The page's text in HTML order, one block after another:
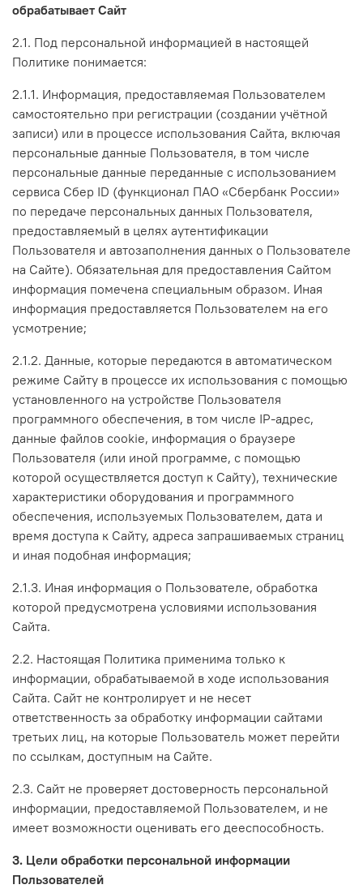
обрабатывает Сайт
2.1. Под персональной информацией в настоящей
Политике понимается:
2.1.1. Информация, предоставляемая Пользователем
самостоятельно при регистрации (создании учётной
записи) или в процессе использования Сайта, включая
персональные данные Пользователя, в том числе
персональные данные переданные с использованием
сервиса Сбер ID (функционал ПАО «Сбербанк России»
по передаче персональных данных Пользователя,
предоставляемый в целях аутентификации
Пользователя и автозаполнения данных о Пользователе
на Сайте). Обязательная для предоставления Сайтом
информация помечена специальным образом. Иная
информация предоставляется Пользователем на его
усмотрение;
2.1.2. Данные, которые передаются в автоматическом
режиме Сайту в процессе их использования с помощью
установленного на устройстве Пользователя
программного обеспечения, в том числе IP-адрес,
данные файлов cookie, информация о браузере
Пользователя (или иной программе, с помощью
которой осуществляется доступ к Сайту), технические
характеристики оборудования и программного
обеспечения, используемых Пользователем, дата и
время доступа к Сайту, адреса запрашиваемых страниц
и иная подобная информация;
2.1.3. Иная информация о Пользователе, обработка
которой предусмотрена условиями использования
Сайта.
2.2. Настоящая Политика применима только к
информации, обрабатываемой в ходе использования
Сайта. Сайт не контролирует и не несет
ответственность за обработку информации сайтами
третьих лиц, на которые Пользователь может перейти
по ссылкам, доступным на Сайте.
2.3. Сайт не проверяет достоверность персональной
информации, предоставляемой Пользователем, и не
имеет возможности оценивать его дееспособность.
3. Цели обработки персональной информации
Пользователей